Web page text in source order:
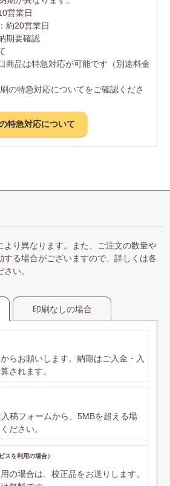
営業日
約20営業日
期要確認
商品は特急対応が可能です（別途料金
の特急対応についてをご確認くださ
特急対応について
より異なります。また、ご注文の数量や
する場合がございますので、詳しくは各
い。
印刷なしの場合
らお願いします。納期はご入金・入
されます。
入稿フォームから、5MBを超える場
ださい。
スを利用の場合）
の場合は、校正品をお送りします。